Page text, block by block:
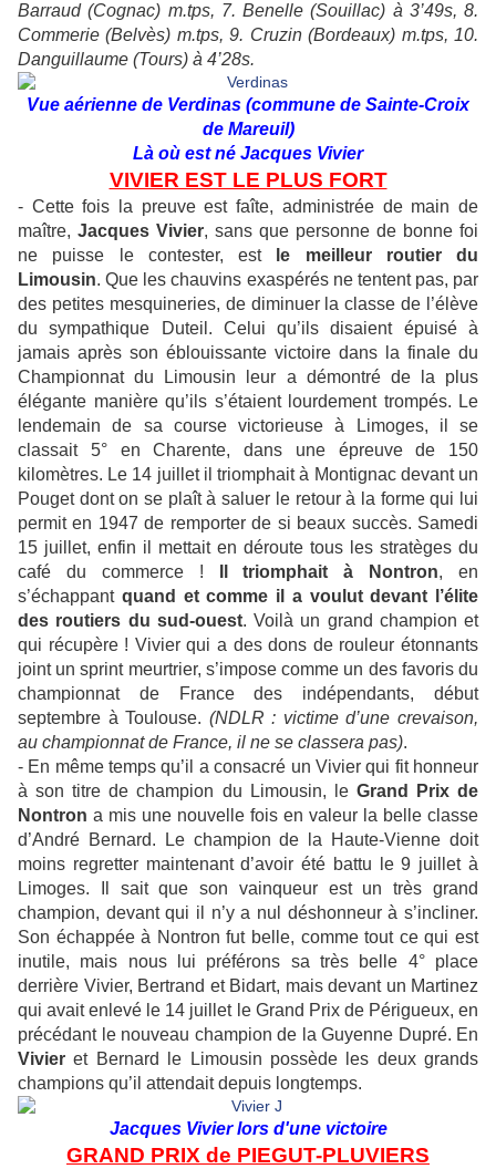
Barraud (Cognac) m.tps, 7. Benelle (Souillac) à 3’49s, 8.
Commerie (Belvès) m.tps, 9. Cruzin (Bordeaux) m.tps, 10.
Danguillaume (Tours) à 4’28s.
Vue aérienne de Verdinas (commune de Sainte-Croix
de Mareuil)
Là où est né Jacques Vivier
VIVIER EST LE PLUS FORT
- Cette fois la preuve est faîte, administrée de main de
maître, Jacques Vivier, sans que personne de bonne foi
ne puisse le contester, est
le meilleur routier du
Limousin. Que les chauvins exaspérés ne tentent pas, par
des petites mesquineries, de diminuer la classe de l’élève
du sympathique Duteil. Celui qu’ils disaient épuisé à
jamais après son éblouissante victoire dans la finale du
Championnat du Limousin leur a démontré de la plus
élégante manière qu’ils s’étaient lourdement trompés. Le
lendemain de sa course victorieuse à Limoges, il se
classait 5° en Charente, dans une épreuve de 150
kilomètres. Le 14 juillet il triomphait à Montignac devant un
Pouget dont on se plaît à saluer le retour à la forme qui lui
permit en 1947 de remporter de si beaux succès. Samedi
15 juillet, enfin il mettait en déroute tous les stratèges du
café du commerce !
Il triomphait à Nontron, en
s’échappant quand et comme il a voulut devant l’élite
des routiers du sud-ouest. Voilà un grand champion et
qui récupère ! Vivier qui a des dons de rouleur étonnants
joint un sprint meurtrier, s’impose comme un des favoris du
championnat de France des indépendants, début
septembre à Toulouse. (NDLR : victime d’une crevaison,
au championnat de France, il ne se classera pas).
- En même temps qu’il a consacré un Vivier qui fit honneur
à son titre de champion du Limousin, le Grand Prix de
Nontron a mis une nouvelle fois en valeur la belle classe
d’André Bernard. Le champion de la Haute-Vienne doit
moins regretter maintenant d’avoir été battu le 9 juillet à
Limoges. Il sait que son vainqueur est un très grand
champion, devant qui il n’y a nul déshonneur à s’incliner.
Son échappée à Nontron fut belle, comme tout ce qui est
inutile, mais nous lui préférons sa très belle 4° place
derrière Vivier, Bertrand et Bidart, mais devant un Martinez
qui avait enlevé le 14 juillet le Grand Prix de Périgueux, en
précédant le nouveau champion de la Guyenne Dupré. En
Vivier et Bernard le Limousin possède les deux grands
champions qu’il attendait depuis longtemps.
Jacques Vivier lors d'une victoire
GRAND PRIX de PIEGUT-PLUVIERS